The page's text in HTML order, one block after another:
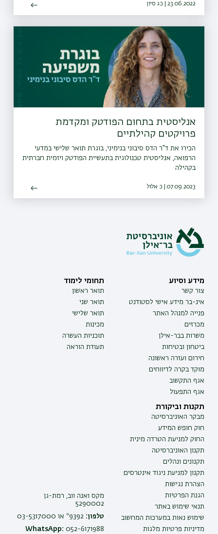
23.06.2022 | כג סיון
אנליסטית בתחום הפודטק ומקדמת
פרויקטים קהילתיים
הכירו את ד"ר הדס סיבוני בנימיני, בוגרת תואר שלישי במדעי
הרפואה, אנליסטית טכנולוגית בתעשיית הפודטק ויזמית חברתית
בקהילה
07.09.2023 | כ אלול
מידע וסיוע
צור קשר
אינ-בר מידע אישי לסטודנט
פנייה למנהל האתר
מכרזים
משרות בבר-אילן
ביטחון ובטיחות
חירום ועזרה ראשונה
מוקד בקרה לדיווחים
אגף התקשוב
אגף התפעול
תחומי לימוד
תואר ראשון
תואר שני
תואר שלישי
מכינות
תוכניות העשרה
תעודת הוראה
תקנות וביקורת
מבקר האוניברסיטה
חוק חופש המידע
החוק למניעת הטרדה מינית
תקנון האוניברסיטה
תקנונים ונהלים
תקנון למניעת ניגוד אינטרסים
הצהרת נגישות
הגנת הפרטיות
תנאי שימוש באתר
שימוש נאות במערכות המחשוב
מדיניות פרטיות מלגות
מקס ואנה ווב, רמת-גן
5290002
טלפון:
WhatsApp: 052-6171988